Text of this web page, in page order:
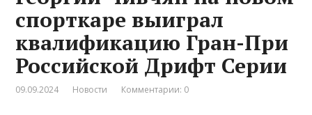
спорткаре выиграл
квалификацию Гран-При
Российской Дрифт Серии
09.09.2024 Новости Комментарии: 0